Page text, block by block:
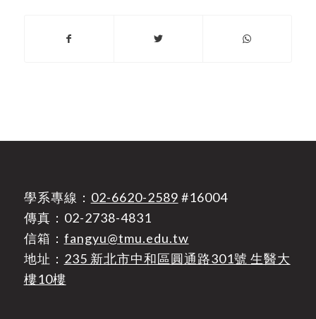
學系專線： 02-6620-2589 #16004
傳真：02-2738-4831
信箱： fangyu@tmu.edu.tw
地址： 235 新北市中和區圓通路301號 生醫大
樓10樓